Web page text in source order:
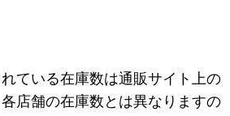
ている在庫数は通販サイト上の
店舗の在庫数とは異なりますの